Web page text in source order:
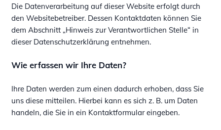
Die Datenverarbeitung auf dieser Website erfolgt durch
den Websitebetreiber. Dessen Kontaktdaten können Sie
dem Abschnitt „Hinweis zur Verantwortlichen Stelle“ in
dieser Datenschutzerklärung entnehmen.
Wie erfassen wir Ihre Daten?
Ihre Daten werden zum einen dadurch erhoben, dass Sie
uns diese mitteilen. Hierbei kann es sich z. B. um Daten
handeln, die Sie in ein Kontaktformular eingeben.